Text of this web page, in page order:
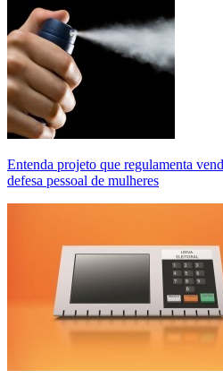
Entenda projeto que regulamenta
defesa pessoal de mulheres